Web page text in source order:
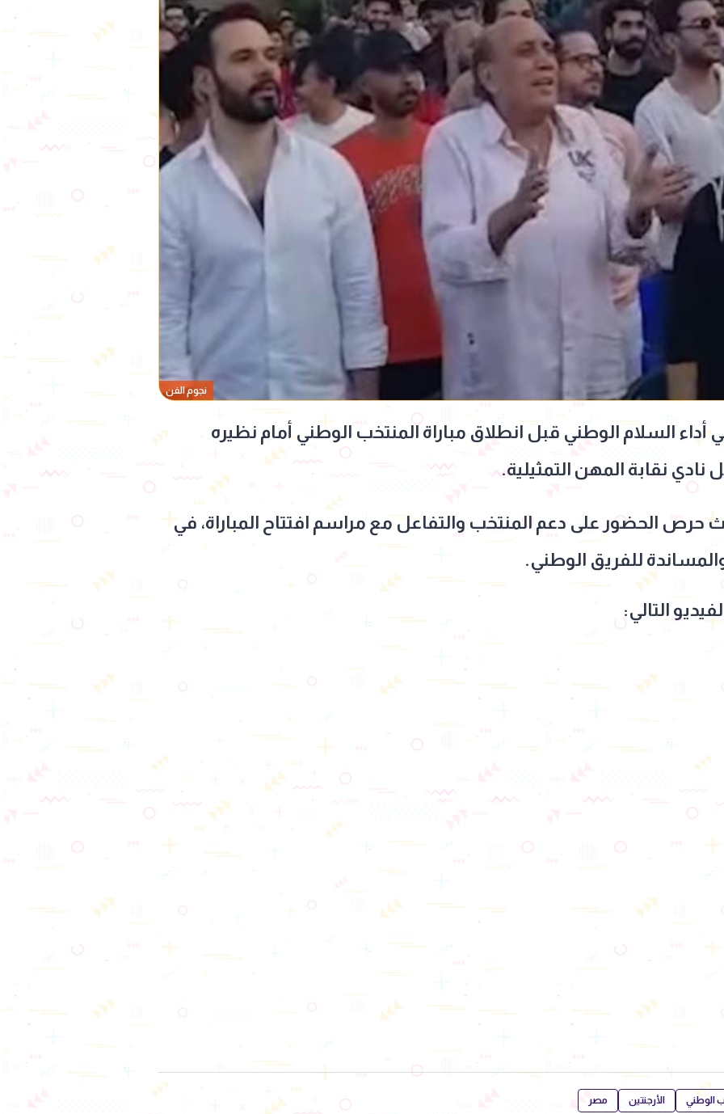
نجوم الفن
السلام الوطني قبل انطلاق مباراة المنتخب الوطني أمام نظيره
نادي نقابة المهن التمثيلية.
حرص الحضور على دعم المنتخب والتفاعل مع مراسم افتتاح المباراة، في
للفريق الوطني.
التالي:
الوطني الأرجنتين مصر